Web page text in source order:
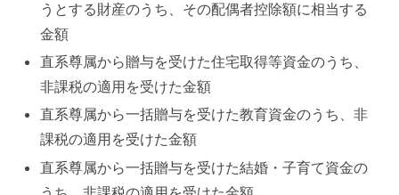
うとする財産のうち、その配偶者控除額に相当する
金額
直系尊属から贈与を受けた住宅取得等資金のうち、
非課税の適用を受けた金額
直系尊属から一括贈与を受けた教育資金のうち、非
課税の適用を受けた金額
直系尊属から一括贈与を受けた結婚・子育て資金の